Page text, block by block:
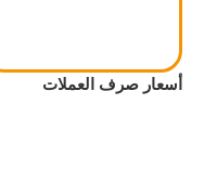
أسعار صرف العملات